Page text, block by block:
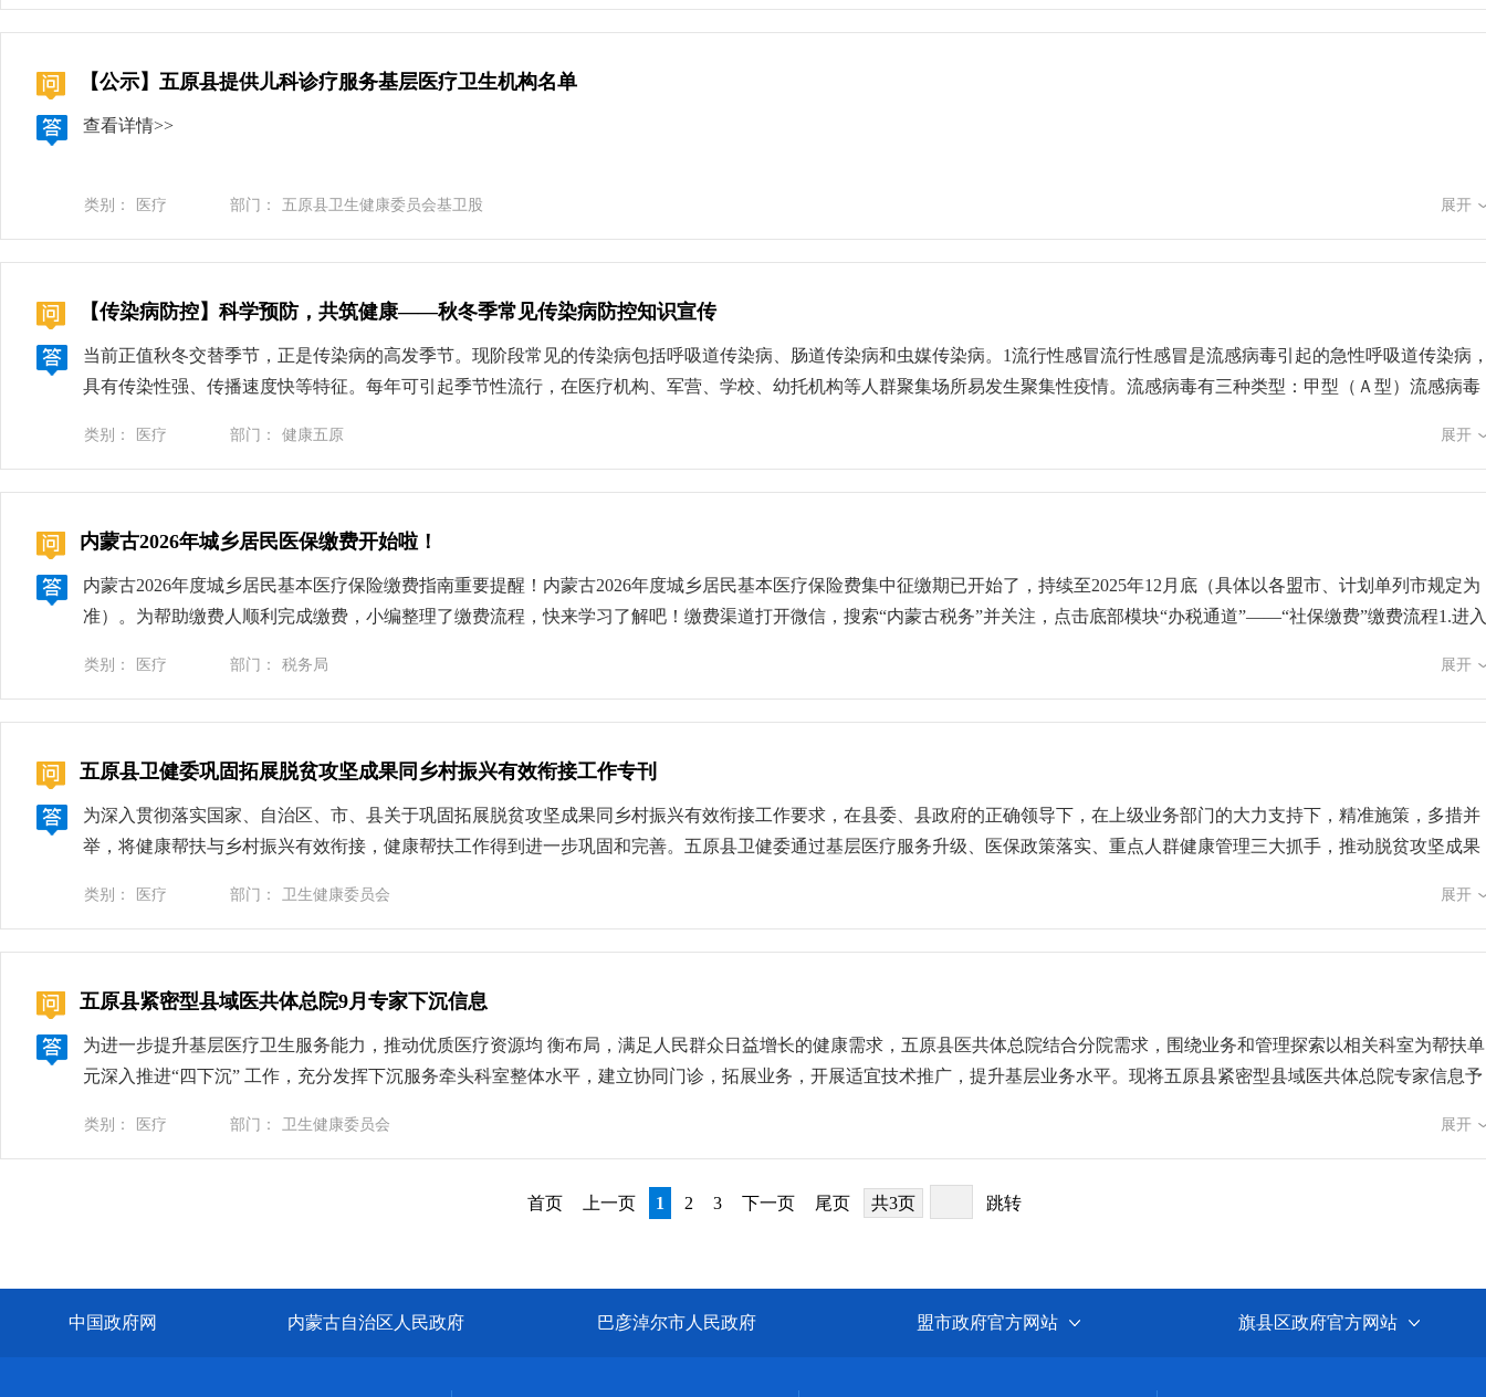
时接种，但需要注意的是，同时接种要选择不同的部位、用不同的注射器，如左上臂接种HPV疫苗，右上臂接种其他种类疫苗。接种HPV疫苗有哪些注意事项？中国疾控中心免疫规
了解HPV疫苗及其针对疾病的相关知识，以及接种的流程。接种时，携带孩子及监护人的身份证件（如身份证、户口本）、儿童预防接种证，要仔细阅读知情同意书，配合现场预防
供监护人签署的知情同意书，再进行疫苗接种。接种HPV疫苗后，可以用棉签轻轻按住接种部位，避免揉搓，并务必保证留观30分钟，以便及时发现和处理可能出现的不良反应。如
解疼痛等。如出现低热（小于38.5摄氏度）、乏力、食欲减退等情况，注意多休息。如出现严重不适，建议及时请医生诊治。
【公示】五原县提供儿科诊疗服务基层医疗卫生机构名单
查看详情>>
类别： 医疗 部门： 五原县卫生健康委员会基卫股 展开
【传染病防控】科学预防，共筑健康——秋冬季常见传染病防控知识宣传
当前正值秋冬交替季节，正是传染病的高发季节。现阶段常见的传染病包括呼吸道传染病、肠道传染病和虫媒传染病。1流行性感冒流行性感冒是流感病毒引起的急性呼吸道传染病
具有传染性强、传播速度快等特征。每年可引起季节性流行，在医疗机构、军营、学校、幼托机构等人群聚集场所易发生聚集性疫情。流感病毒有三种类型：甲型（Ａ型）流感病毒
或间接接触传播。主要症状表现为发热、咳嗽、咽痛、头痛、畏寒、全身肌肉酸痛等。2新冠病毒感染新冠病毒感染主要经呼吸道飞沫和密切接触传播，封闭环境中可经气溶胶传播
吸音降低、干啰音、湿啰音。肺炎支原体肺炎多发于秋冬季，感染者和无症状感染者是主要的传染源。它的传播途径是飞沫和接触传播，感染潜伏期1至3周，潜伏期内至症状缓解数
周均有传染性。4病毒性腹泻病毒性腹泻是一组由多种病毒引起的急性肠道传染病。秋季为高发季节，多由轮状病毒感染引起。病人和病原体携带者是最主要的传染源，所有肠道传
病患者的粪便都含有大量病原体。病原体随病人或携带者排出的粪便污染环境后，病原体经水、食物、手、苍蝇、蟑螂等媒介由口而入引起感染。病毒性腹泻的临床特点为起病急、
毒性腹泻的病原体种类较多，包括轮状病毒、腺病毒、诺如病毒、杯状病毒等。病程一般5-7天，均为自限性疾病。5虫媒传播疾病登革热是经媒介伊蚊叮咬传播的急性传染病，主要
由“病人→伊蚊→其他人”的途径传播。人与人之间一般不会直接传播疾病。我国登革热疫情主要为境外输入病例引起的本地传播疫情，多分布在广东、云南等沿海或沿边地区。登革
热高发季节为夏秋季，一般自5月份开始逐渐增多，8-10月份为发病高峰期。如果过去2周曾在登革热流行的国家或地区逗留，或自己生活与活动的社区、街道、甚至城市范围内有登
革热发生，当出现突起发热（有时可达39°C），同时伴有以下症状之一——明显疲乏、厌食、恶心等，常伴较剧烈的头痛、眼眶痛、全身肌肉痛、骨关节痛，可伴面部、颈部、胸部
早发现、早诊断、早治疗、早防蚊隔离。重症病例的早期识别和及时救治是降低病死率的关键。预防与控制措施在标准预防的基础上，根据传染病的传播特点做好预防控制，做好手
卫生。1空气传播传染病在标准预防的基础上，还应采用空气隔离的防护措施。①患者隔离：患者病情容许时，应戴外科口罩，定期更换，并限制其活动范围。无条件收治时，应尽
转运，当需要转运时，医务人员应注意防护。患者病情容许时，应戴外科口罩，并定期更换。应限制患者的活动范围。患者之间、患者与探视者之间相隔距离在1m以上，探视者应戴
外科口罩。②加强通风或进行空气的消毒：空气消毒可采用循环风空气消毒机进行空气消毒；无人情况下，还可用紫外线或其他安全有效的方法对空气进行消毒。不建议使用化学消
毒剂喷雾消毒。③医务人员的防护：应严格按照区域流程，在不同的区域，穿戴不同的防护用品，离开时按要求摘脱，并正确处理使用后物品。进入确诊或可疑传染病患者房间时，
传播传染病在标准预防的基础上，还应采用接触传播的隔离与预防。①患者隔离：应限制患者的活动范围，减少转运，如需要转运时，应采取有效措施，减少对其他患者、医务人员
和环境表面的污染。②加强物表的擦拭消毒：正确使用消毒产品保证消毒效果。③医务人员防护：接触隔离患者的血液、体液、分泌物、排泄物等物质时，应戴手套；离开隔离病室
前，接触污染物品后应摘除手套，洗手和/或手消毒。手上有伤口时应戴双层手套。进入隔离病室，使用一次性隔离衣，用后按医疗废物管理要求进行处置。如接触甲类传染病应按要
求穿脱防护服，防护服按医疗废物管理要求进行处置。4虫媒病毒传染病①要做好防蚊虫和灭蚊虫工作，使用蚊虫驱避剂、纱门纱窗等进行个人防护，防止蚊虫叮咬；②及时清除室
提高自身免疫力，合理饮食与锻炼，及时接种疫苗。④保持开窗通风。⑤传染病流行期间不前往人群密集场所。
类别： 医疗 部门： 健康五原 展开
内蒙古2026年城乡居民医保缴费开始啦！
内蒙古2026年度城乡居民基本医疗保险缴费指南重要提醒！内蒙古2026年度城乡居民基本医疗保险费集中征缴期已开始了，持续至2025年12月底（具体以各盟市、计划单列市规定为
准）。为帮助缴费人顺利完成缴费，小编整理了缴费流程，快来学习了解吧！缴费渠道打开微信，搜索“内蒙古税务”并关注，点击底部模块“办税通道”——“社保缴费”缴费流程1.进入
度，选择2026年，点击“城乡居民基本医疗保险费”，选择“应缴费额”，并点击提交;5.选择缴费方式，确认缴费，页面提示：即将打开“政务缴费助手”小程序，点击允许，确认缴费金
年度城乡居民基本医疗保险费集中征缴期限截止到2025年12月底（具体以各盟市、计划单列市规定为准）。请各位参保缴费人务必在集中征缴期内完成参保缴费，超过集中征缴期缴
费的会产生一定期限的待遇等待期，影响医保待遇享受，详询当地医保经办机构。
类别： 医疗 部门： 税务局 展开
五原县卫健委巩固拓展脱贫攻坚成果同乡村振兴有效衔接工作专刊
为深入贯彻落实国家、自治区、市、县关于巩固拓展脱贫攻坚成果同乡村振兴有效衔接工作要求，在县委、县政府的正确领导下，在上级业务部门的大力支持下，精准施策，多措并
举，将健康帮扶与乡村振兴有效衔接，健康帮扶工作得到进一步巩固和完善。五原县卫健委通过基层医疗服务升级、医保政策落实、重点人群健康管理三大抓手，推动脱贫攻坚成果
检查与指导。暗访结束后，五原县卫健委高度重视，立即组织召开专题会议，传达学习暗访反馈意见精神，深刻反思存在问题，全面部署整改提升工作，以最坚决的态度、最迅速的
发现的问题一周内全部整改到位，并围绕“十六到位一满意”作出部署：思想认识、政策掌握、基本情况掌握、大病救治、慢病签约（县乡村三级团队）、家庭病床服务（应纳尽纳、
服务次数）、先诊疗后付费执行、信息数据互通、档案资料、政策宣传、责任落实、一把手跟踪随访、驻村帮扶、村卫生室管理、举一反三整改及监督检查必须全部到位，确保群众
对健康帮扶工作百分之百满意，对银定图镇卫生院在自治区暗访过程中发现问题对主要责任人进行问责处理。坚持领导带队，开展实地检查。2025年8月30日——8月31日，委领导班
入户走访等多种形式，全面了解乡村振兴战略实施进展，精准掌握民情民意，并就发现的问题进行现场指导，着力推动各项乡村振兴举措在基层落地见效。闻令而动 迅速响应——县
直医疗机构全面启动乡村振兴各项工作。各县直各医疗机构相继组织召开乡村振兴工作有效衔接工作推进会，就全县卫生健康系统助力乡村振兴工作进行再动员、再部署、再推进。
各院主要领导亲自主持，深入传达学习县卫健委巩固拓展脱贫攻坚成果同乡村振兴有效衔接工作推进会会议精神并安排部署乡村振兴相关工作。切实增强责任感和使命感，确保各项
任务落地见效。推进不仅在于会议部署，更在于立即行动。县医共体总院人民医院、中蒙医院、妇幼保健院同步召开健康帮扶工作推进会。会议重点围绕家庭医师签约服务、大病救
上级精神的“动员令”，也是全面启动重点工作的“冲锋号”，充分彰显了全县卫健系统紧抓快干、迅速落实的过硬作风，为持续巩固拓展健康扶贫成果，高质量助力乡村振兴提供了坚
类别： 医疗 部门： 卫生健康委员会 展开
五原县紧密型县域医共体总院9月专家下沉信息
为进一步提升基层医疗卫生服务能力，推动优质医疗资源均 衡布局，满足人⺠群众日益增⻓的健康需求，五原县医共体总院结合分院需求，围绕业务和管理探索以相关科室为帮扶单
元深入推进“四下沉” 工作，充分发挥下沉服务牵头科室整体水平，建立协同⻔诊，拓展业务，开展适宜技术推广，提升基层业务水平。现将五原县紧密型县域医共体总院专家信息予
学专业，大学本科学历，获得临床学士学位，一直从事临床内科的诊疗工作，2013-2014年在北京三医院神经内科专业进修学习，对神经内科的常见病和多发病进行学习。2023年于包
晕、眩晕、头痛、周围神经疾病、癫痫、脊髓疾病、中枢神经系统感染、神经肌肉疾病等方面的治疗。姓名：刘丹艳职称：副主任医师职务：肾内科（血液透析室）副主任个人简
年于北京大学第三医院骨科进修学习，2021年9月-12月在内蒙古医科大学第二附属医院进修学习脊柱微创技术。擅长领域：脊柱、四肢骨折，骨关节病，腰腿疼等常见病的诊断与治
疗，熟练掌握髋关节、膝关节人工关节置换术，腰椎间盘突出间盘镜下髓核摘除术。姓名：杨凯职称：副主任医师职务：急诊科主任个人简介：内蒙古医师协会急诊分会委员，内蒙
类别： 医疗 部门： 卫生健康委员会 展开
首页 上一页 1 2 3 下一页 尾页 共3页 跳转
中国政府网 内蒙古自治区人民政府 巴彦淖尔市人民政府 盟市政府官方网站 旗县区政府官方网站